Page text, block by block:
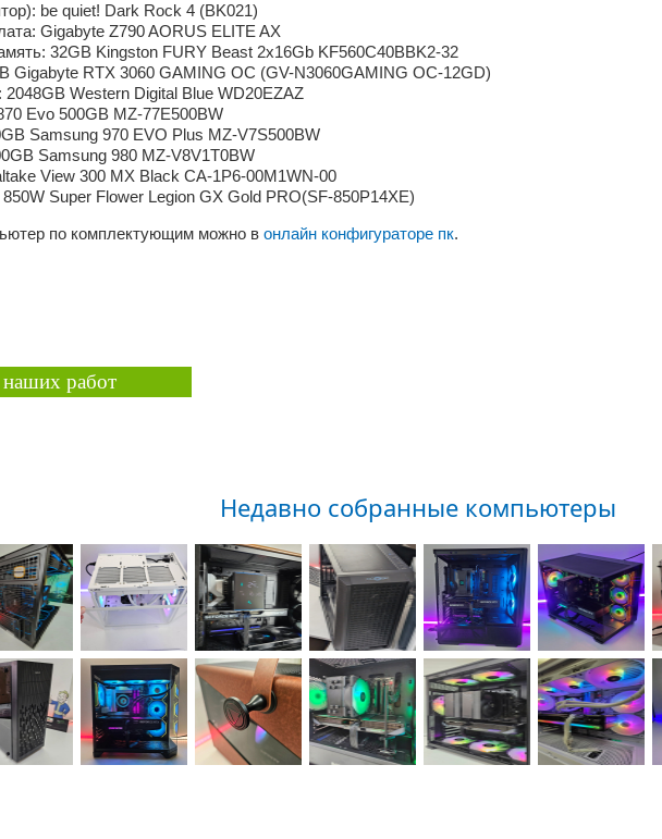
be quiet! Dark Rock 4 (BK021)
Gigabyte Z790 AORUS ELITE AX
32GB Kingston FURY Beast 2x16Gb KF560C40BBK2-32
Gigabyte RTX 3060 GAMING OC (GV-N3060GAMING OC-12GD)
Western Digital Blue WD20EZAZ
Evo 500GB MZ-77E500BW
Samsung 970 EVO Plus MZ-V7S500BW
Samsung 980 MZ-V8V1T0BW
View 300 MX Black CA-1P6-00M1WN-00
Super Flower Legion GX Gold PRO(SF-850P14XE)
по комплектующим можно в онлайн конфигураторе пк.
наших работ
Недавно собранные компьютеры